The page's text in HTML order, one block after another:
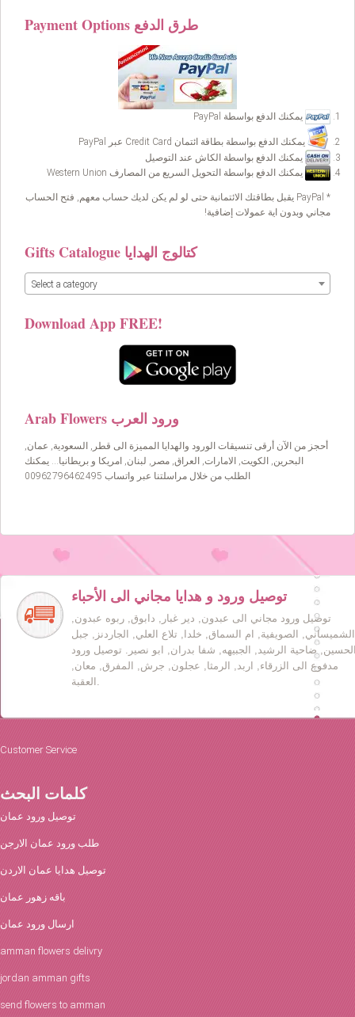
Payment Options طرق الدفع
يمكنك الدفع بواسطة PayPal
يمكنك الدفع بواسطة بطاقة ائتمان Credit Card عبر PayPal
يمكنك الدفع بواسطة الكاش عند التوصيل
يمكنك الدفع بواسطة التحويل السريع من المصارف Western Union
* PayPal يقبل بطاقتك الائتمانية حتى لو لم يكن لديك حساب معهم, فتح الحساب
مجاني وبدون اية عمولات إضافية!
Gifts Catalogue كتالوج الهدايا
Select a category
Download App FREE!
Arab Flowers ورود العرب
أحجز من الآن أرقى تنسيقات الورود والهدايا المميزة الى قطر, السعودية, عمان,
البحرين, الكويت, الامارات, العراق, مصر, لبنان, امريكا و بريطانيا… يمكنك
الطلب من خلال مراسلتنا عبر واتساب 00962796462495
توصيل ورود و هدايا مجاني الى الأحباء
توصيل ورود مجاني الى عبدون, دير غبار, دابوق, ربوه عبدون,
الشميساني, الصويفية, ام السماق, خلدا, تلاع العلي, الجاردنز, جبل
ضاحية الرشيد, الجبيهه, شفا بدران, ابو نصير. توصيل ورود
مدفوع الى الزرقاء, اربد, الرمثا, عجلون, جرش, المفرق, معان,
Customer Service
كلمات البحث
توصيل ورود عمان
طلب ورود عمان الارجن
توصيل هدايا عمان الاردن
باقه زهور عمان
ارسال ورود عمان
amman flowers delivry
jordan amman gifts
send flowers to amman